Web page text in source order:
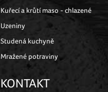
Kuřecí a krůtí maso - chlazené
Uzeniny
Studená kuchyně
Mražené potraviny
KONTAKT